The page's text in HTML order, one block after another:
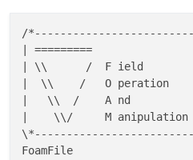
/
| =========
| \\      /  F ield         |
|  \\    /   O
|   \\  /    A nd           |
|    \\/     M
\
FoamFile